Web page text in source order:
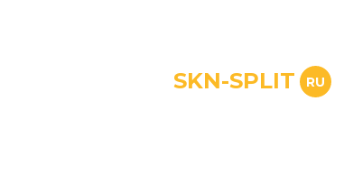
SKN-SPLIT RU